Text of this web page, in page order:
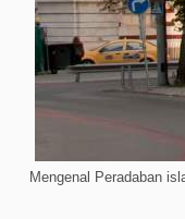
Mengenal Peradaban